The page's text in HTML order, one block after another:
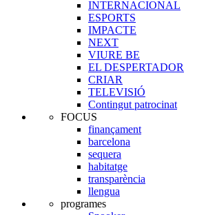
INTERNACIONAL
ESPORTS
IMPACTE
NEXT
VIURE BE
EL DESPERTADOR
CRIAR
TELEVISIÓ
Contingut patrocinat
FOCUS
finançament
barcelona
sequera
habitatge
transparència
llengua
programes